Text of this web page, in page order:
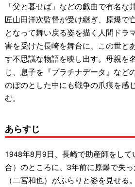
「父と暮せば」などの戯曲で有名な
匠山田洋次監督が受け継ぎ、原爆で
となって舞い戻る姿を描く人間ドラ
害を受けた長崎を舞台に、この世と
す不思議な物語を映し出す。母親を
じ、息子を『プラチナデータ』など
のぼのとした中にも戦争の爪痕を感
む。
あらすじ
1948年8月9日、長崎で助産師をし
合）のところに、3年前に原爆で失
（二宮和也）がふらりと姿を見せる